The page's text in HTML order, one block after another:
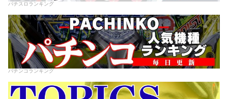
パチスロランキング
パチンコランキング